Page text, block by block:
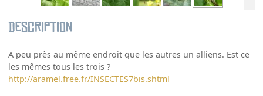
Description
A peu près au même endroit que les autres un alliens. Est ce
les mêmes tous les trois ?
http://aramel.free.fr/INSECTES7bis.shtml